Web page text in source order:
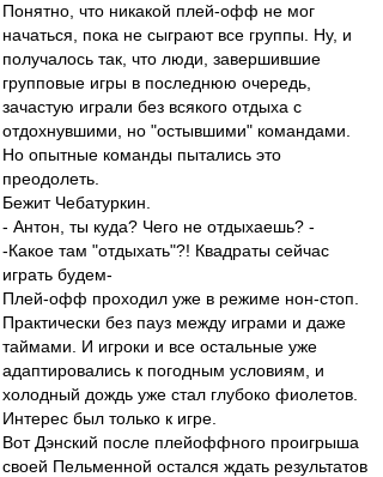
Понятно, что никакой плей-офф не мог
начаться, пока не сыграют все группы. Ну, и
получалось так, что люди, завершившие
групповые игры в последнюю очередь,
зачастую играли без всякого отдыха с
отдохнувшими, но "остывшими" командами.
Но опытные команды пытались это
преодолеть.
Бежит Чебатуркин.
- Антон, ты куда? Чего не отдыхаешь? -
-Какое там "отдыхать"?! Квадраты сейчас
играть будем-
Плей-офф проходил уже в режиме нон-стоп.
Практически без пауз между играми и даже
таймами. И игроки и все остальные уже
адаптировались к погодным условиям, и
холодный дождь уже стал глубоко фиолетов.
Интерес был только к игре.
Вот Дэнский после плейоффного проигрыша
своей Пельменной остался ждать результатов